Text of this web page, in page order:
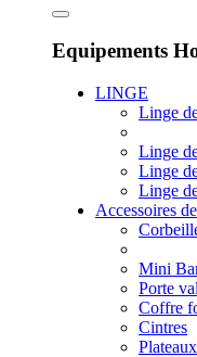
Equipements
LINGE
Linge
Linge
Linge
Linge
Accessoires
Mini
Porte
Coffre
Cintres